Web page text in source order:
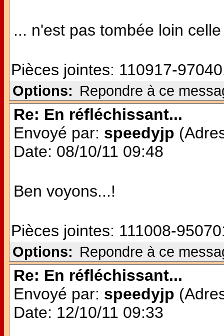
... n'est pas tombée loin
Pièces jointes: 110917-
Options: Repondre à ce
Re: En réfléchissant...
Envoyé par: speedyjp
Date: 08/10/11 09:48
Ben voyons...!
Pièces jointes: 111008-
Options: Repondre à ce
Re: En réfléchissant...
Envoyé par: speedyjp
Date: 12/10/11 09:33